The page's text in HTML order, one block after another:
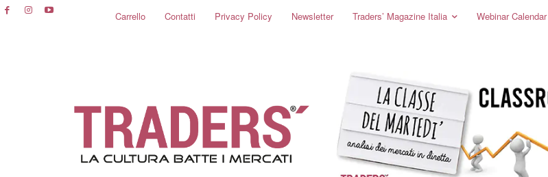
Carrello Contatti Privacy Policy Newsletter Traders’ Magazine Italia Webinar Calendar